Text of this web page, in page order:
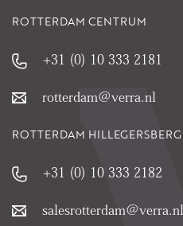
ROTTERDAM CENTRUM
+31 (0) 10 333 2181
rotterdam@verra.nl
ROTTERDAM HILLEGERSBERG
+31 (0) 10 333 2182
salesrotterdam@verra.nl